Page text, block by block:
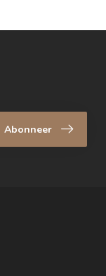
Abonneer